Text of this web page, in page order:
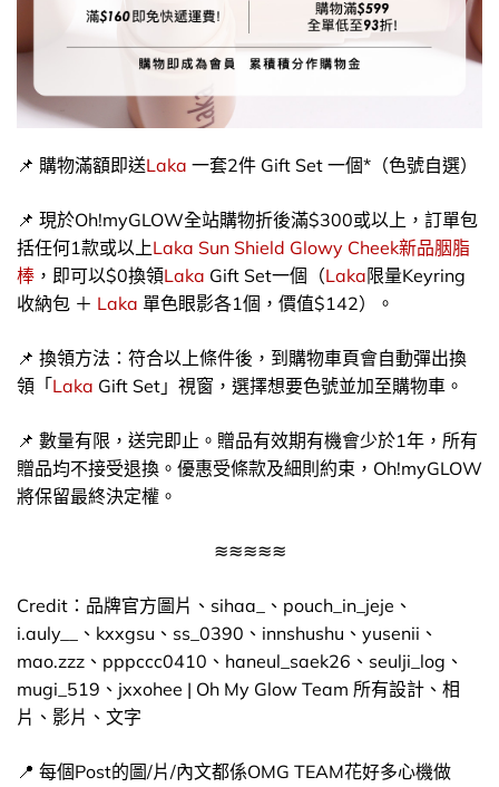
📌 購物滿額即送Laka 一套2件 Gift Set 一個*（色號自選）
📌 現於Oh!myGLOW全站購物折後滿$300或以上，訂單包
括任何1款或以上Laka Sun Shield Glowy Cheek新品胭脂
棒 ，即可以$0換領Laka Gift Set一個（Laka限量Keyring
收納包 ＋ Laka 單色眼影各1個，價值$142）。
📌 換領方法：符合以上條件後，到購物車頁會自動彈出換
領「Laka Gift Set」視窗，選擇想要色號並加至購物車。
📌 數量有限，送完即止。贈品有效期有機會少於1年，所有
贈品均不接受退換。優惠受條款及細則約束，Oh!myGLOW
將保留最終決定權。
≋≋≋≋≋
Credit：品牌官方圖片、sihaa_、pouch_in_jeje、
i.auly__、kxxgsu、ss_0390、innshushu、yusenii、
mao.zzz、pppccc0410、haneul_saek26、seulji_log、
mugi_519、jxxohee | Oh My Glow Team 所有設計、相
片、影片、文字
📍 每個Post的圖/片/內文都係OMG TEAM花好多心機做